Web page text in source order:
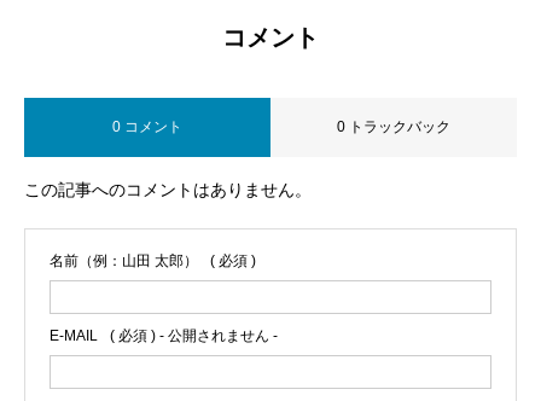
コメント
0 コメント 0 トラックバック
この記事へのコメントはありません。
名前（例：山田 太郎） ( 必須 )
E-MAIL ( 必須 ) - 公開されません -